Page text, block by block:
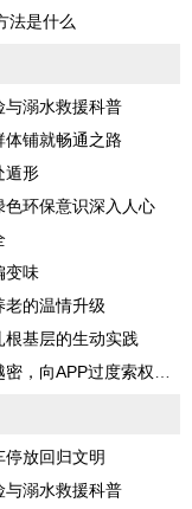
法是什么
与溺水救援科普
铺就畅通之路
遁形
环保意识深入人心
变味
的温情升级
基层的生动实践
向APP过度索权说不
放回归文明
与溺水救援科普